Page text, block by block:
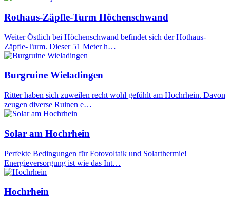
Rothaus-Zäpfle-Turm Höchenschwand
Weiter Östlich bei Höchenschwand befindet sich der Hothaus-
Zäpfle-Turm. Dieser 51 Meter h…
Burgruine Wieladingen
Ritter haben sich zuweilen recht wohl gefühlt am Hochrhein. Davon
zeugen diverse Ruinen e…
Solar am Hochrhein
Perfekte Bedingungen für Fotovoltaik und Solarthermie!
Energieversorgung ist wie das Int…
Hochrhein